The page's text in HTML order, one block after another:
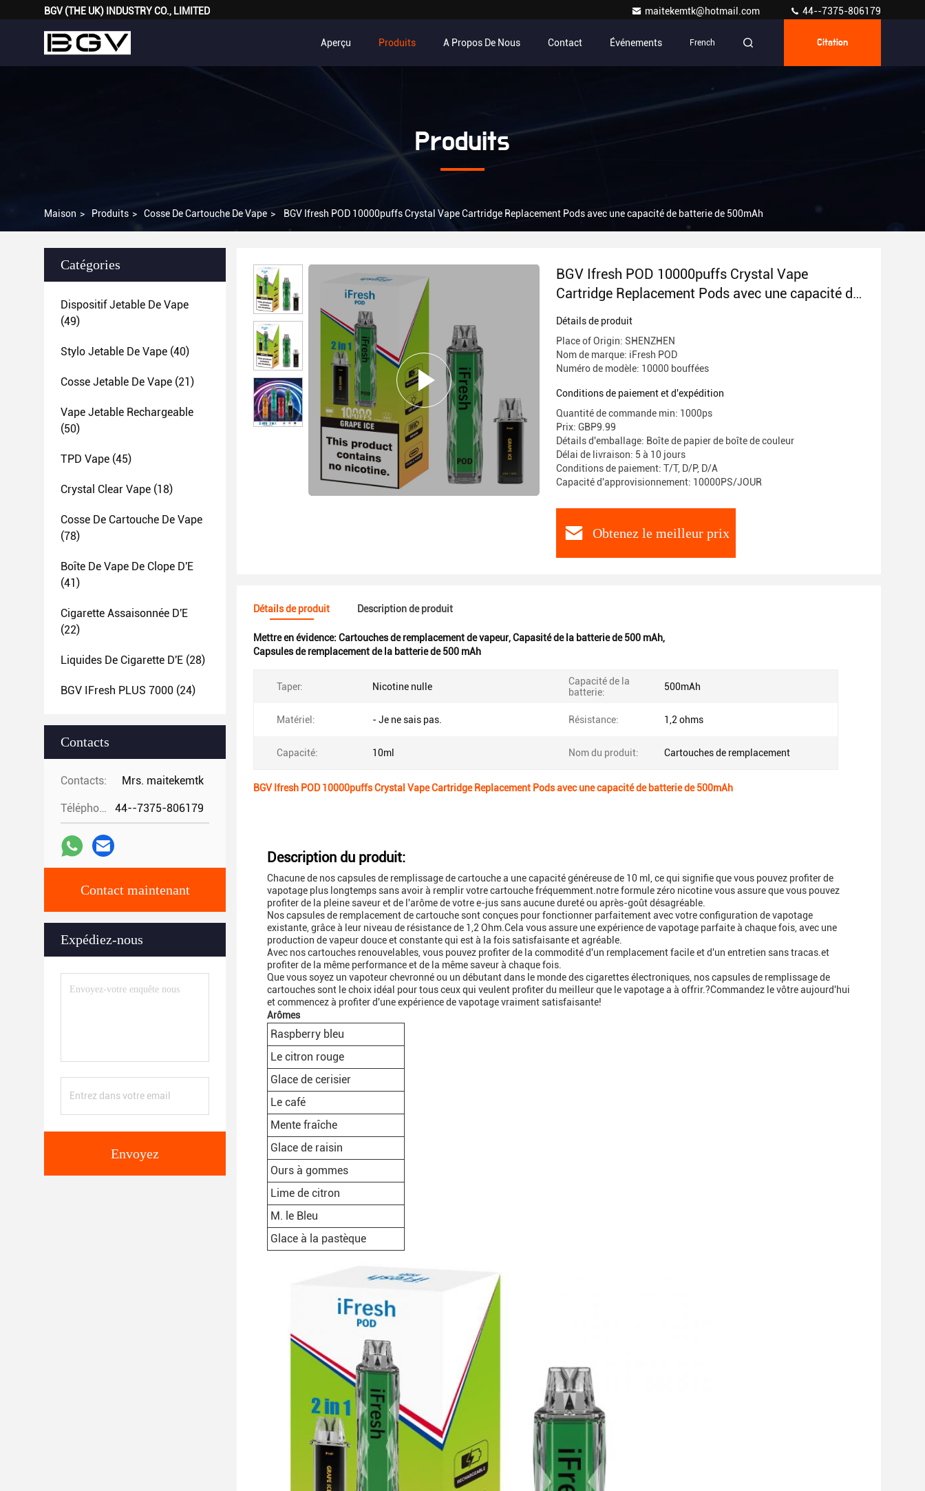
BGV (THE UK) INDUSTRY CO., LIMITED maitekemtk@hotmail.com 44--7375-806179
Aperçu Produits A Propos De Nous Contact Événements French Citation
Produits
Maison > Produits > Cosse De Cartouche De Vape > BGV Ifresh POD 10000puffs Crystal Vape Cartridge Replacement Pods avec une capacité de batterie de 500mAh
Catégories
Dispositif Jetable De Vape
(49)
Stylo Jetable De Vape (40)
Cosse Jetable De Vape (21)
Vape Jetable Rechargeable
(50)
TPD Vape (45)
Crystal Clear Vape (18)
Cosse De Cartouche De Vape
(78)
Boîte De Vape De Clope D'E
(41)
Cigarette Assaisonnée D'E
(22)
Liquides De Cigarette D'E (28)
BGV IFresh PLUS 7000 (24)
Contacts
Contacts: Mrs. maitekemtk
Téléphone: 44--7375-806179
Contact maintenant
Expédiez-nous
Envoyez
BGV Ifresh POD 10000puffs Crystal Vape
Cartridge Replacement Pods avec une capacité de
batterie de 500mAh
Détails de produit
Place of Origin: SHENZHEN
Nom de marque: iFresh POD
Numéro de modèle: 10000 bouffées
Conditions de paiement et d'expédition
Quantité de commande min: 1000ps
Prix: GBP9.99
Détails d'emballage: Boîte de papier de boîte de couleur
Délai de livraison: 5 à 10 jours
Conditions de paiement: T/T, D/P, D/A
Capacité d'approvisionnement: 10000PS/JOUR
Obtenez le meilleur prix
Détails de produit Description de produit
Mettre en évidence: Cartouches de remplacement de vapeur,Capasité de la batterie de 500 mAh,
Capsules de remplacement de la batterie de 500 mAh
Taper: Nicotine nulle
Capacité de la
batterie:
500mAh
Matériel: - Je ne sais pas. Résistance: 1,2 ohms
Capacité: 10ml Nom du produit: Cartouches de remplacement
BGV Ifresh POD 10000puffs Crystal Vape Cartridge Replacement Pods avec une capacité de batterie de 500mAh
Description du produit:
Chacune de nos capsules de remplissage de cartouche a une capacité généreuse de 10 ml, ce qui signifie que vous pouvez profiter de
vapotage plus longtemps sans avoir à remplir votre cartouche fréquemment.notre formule zéro nicotine vous assure que vous pouvez
profiter de la pleine saveur et de l'arôme de votre e-jus sans aucune dureté ou après-goût désagréable.
Nos capsules de remplacement de cartouche sont conçues pour fonctionner parfaitement avec votre configuration de vapotage
existante, grâce à leur niveau de résistance de 1,2 Ohm.Cela vous assure une expérience de vapotage parfaite à chaque fois, avec une
production de vapeur douce et constante qui est à la fois satisfaisante et agréable.
Avec nos cartouches renouvelables, vous pouvez profiter de la commodité d'un remplacement facile et d'un entretien sans tracas.et
profiter de la même performance et de la même saveur à chaque fois.
Que vous soyez un vapoteur chevronné ou un débutant dans le monde des cigarettes électroniques, nos capsules de remplissage de
cartouches sont le choix idéal pour tous ceux qui veulent profiter du meilleur que le vapotage a à offrir.?Commandez le vôtre aujourd'hui
et commencez à profiter d'une expérience de vapotage vraiment satisfaisante!
Arômes
Raspberry bleu
Le citron rouge
Glace de cerisier
Le café
Mente fraîche
Glace de raisin
Ours à gommes
Lime de citron
M. le Bleu
Glace à la pastèque